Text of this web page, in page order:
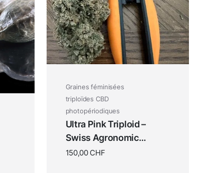
Graines féminisées
triploïdes CBD
photopériodiques
Ultra Pink Triploid –
Swiss Agronomic
Services
150,00 CHF